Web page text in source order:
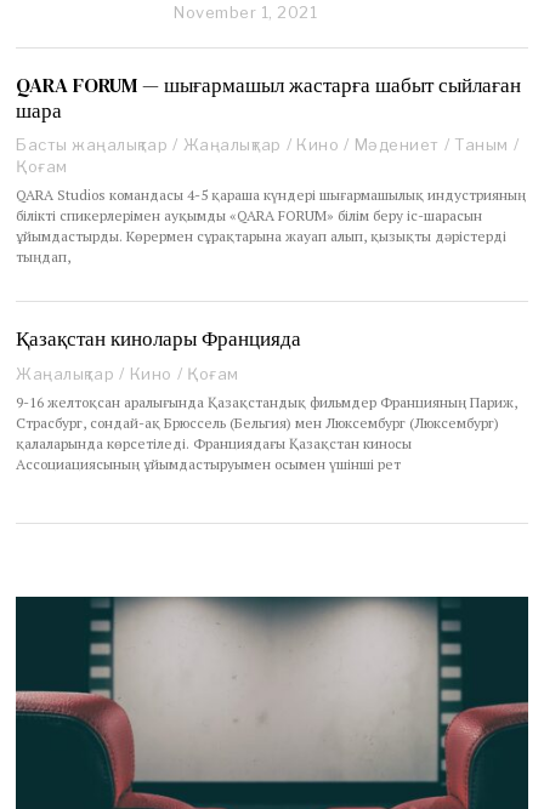
November 1, 2021
e
,
2
QARA FORUM — шығармашыл жастарға шабыт сыйлаған
шара
Басты жаңалықтар / Жаңалықтар / Кино / Мәдениет / Таным /
Қоғам
QARA Studios командасы 4-5 қараша күндері шығармашылық индустрияның
білікті спикерлерімен ауқымды «QARA FORUM» білім беру іс-шарасын
ұйымдастырды. Көрермен сұрақтарына жауап алып, қызықты дәрістерді
тыңдап,
Қазақстан кинолары Францияда
Жаңалықтар / Кино / Қоғам
9-16 желтоқсан аралығында Қазақстандық фильмдер Францияның Париж,
Страсбург, сондай-ақ Брюссель (Бельгия) мен Люксембург (Люксембург)
қалаларында көрсетіледі. Франциядағы Қазақстан киносы
Ассоциациясының ұйымдастыруымен осымен үшінші рет